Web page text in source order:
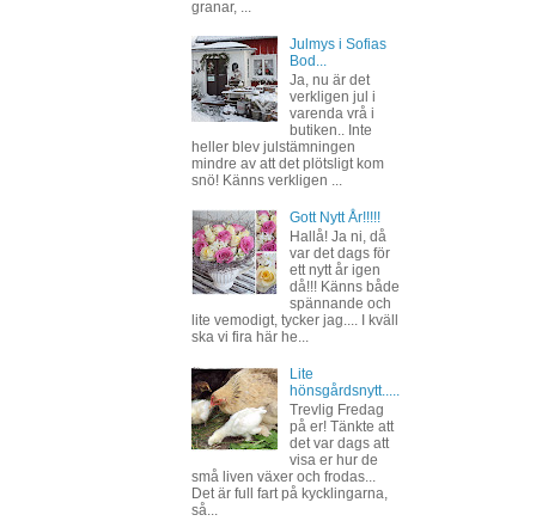
granar, ...
Julmys i Sofias
Bod...
Ja, nu är det
verkligen jul i
varenda vrå i
butiken.. Inte
heller blev julstämningen
mindre av att det plötsligt kom
snö! Känns verkligen ...
Gott Nytt År!!!!!
Hallå! Ja ni, då
var det dags för
ett nytt år igen
då!!! Känns både
spännande och
lite vemodigt, tycker jag.... I kväll
ska vi fira här he...
Lite
hönsgårdsnytt.....
Trevlig Fredag
på er! Tänkte att
det var dags att
visa er hur de
små liven växer och frodas...
Det är full fart på kycklingarna,
så...